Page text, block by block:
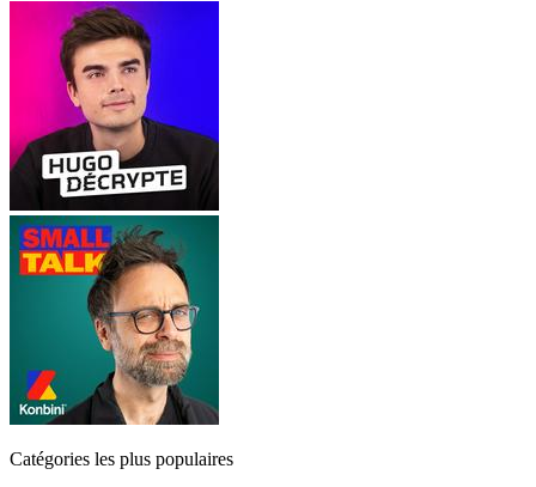
Catégories les plus populaires